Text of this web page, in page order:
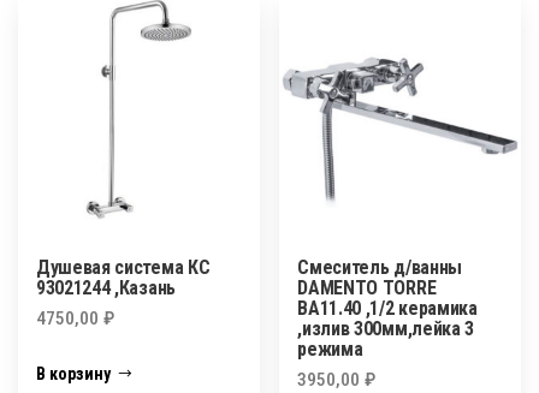
Душевая система КС
93021244 ,Казань
4750,00 ₽
В корзину
Смеситель д/ванны
DAMENTO TORRE
ВА11.40 ,1/2 керамика
,излив 300мм,лейка 3
режима
3950,00₽